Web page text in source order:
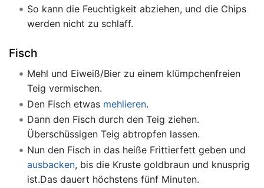
So kann die Feuchtigkeit abziehen, und die Chips
werden nicht zu schlaff.
Fisch
Mehl und Eiweiß/Bier zu einem klümpchenfreien
Teig vermischen.
Den Fisch etwas mehlieren.
Dann den Fisch durch den Teig ziehen.
Überschüssigen Teig abtropfen lassen.
Nun den Fisch in das heiße Frittierfett geben und
ausbacken, bis die Kruste goldbraun und knusprig
ist.Das dauert höchstens fünf Minuten.